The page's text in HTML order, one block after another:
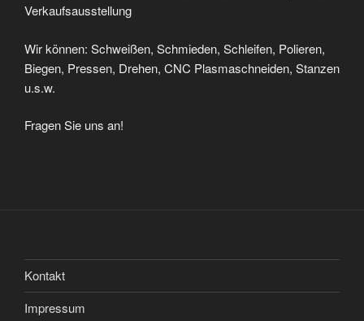
Verkaufsausstellung
Wir können: Schweißen, Schmieden, Schleifen, Polieren,
Biegen, Pressen, Drehen, CNC Plasmaschneiden, Stanzen
u.s.w.
Fragen Sie uns an!
Kontakt
Impressum